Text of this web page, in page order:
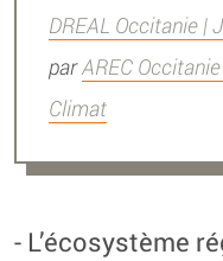
DREAL Occitanie |
parAREC
Climat
- L’écosystème